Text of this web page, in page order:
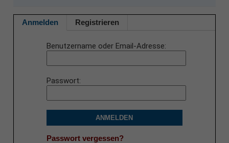
Anmelden Registrieren
Benutzername oder Email-Adresse
Passwort
ANMELDEN
Passwort vergessen?